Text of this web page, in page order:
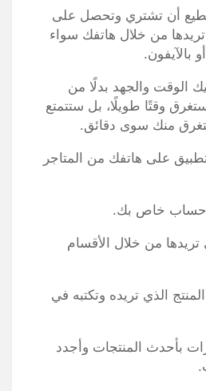
أن تشتري وتحصل على
من خلال هاتفك سواء
بالآيفون.
الوقت والجهد بدلًا من
وقتًا طويلًا، بل ستتمتع
منك سوى دقائق.
على هاتفك من المتاجر
حساب خاص بك.
من خلال الأقسام
الذي تريده وتكتبه في
بأحدث المنتجات وأجدد